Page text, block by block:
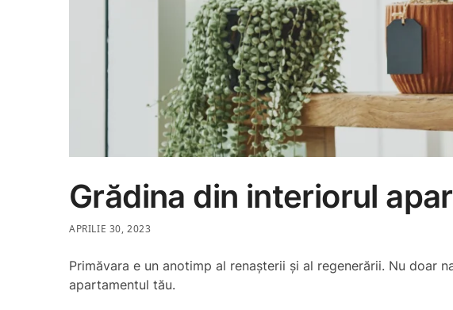
Grădina din interiorul
APRILIE 30, 2023
Primăvara e un anotimp al renașterii și al regenerării. Nu doar
apartamentul tău.